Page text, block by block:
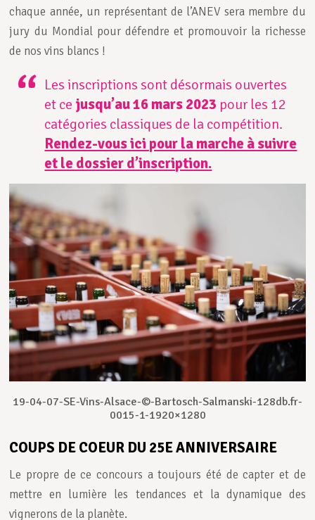
chaque année, un représentant de l’ANEV sera membre du
jury du Mondial pour défendre et promouvoir la richesse
de nos vins blancs !
Les inscriptions sont désormais ouvertes
et ce jusqu’au 16 mars 2023 pour les 12
catégories classiques de la compétition.
Rendez-vous ici pour la marche à suivre
et le dossier d’inscription.
19-04-07-SE-Vins-Alsace-©-Bartosch-Salmanski-128db.fr-
0015-1-1920×1280
COUPS DE COEUR DU 25E ANNIVERSAIRE
Le propre de ce concours a toujours été de capter et de
mettre en lumière les tendances et la dynamique des
vignerons de la planète.